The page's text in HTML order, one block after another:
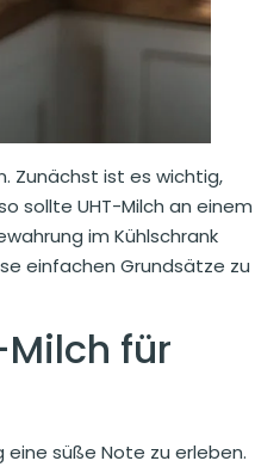
Zunächst ist es wichtig,
sollte UHT-Milch an einem
im Kühlschrank
einfachen Grundsätze zu
für
süße Note zu erleben.